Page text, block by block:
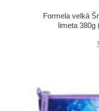
Formela velká
limeta 380g